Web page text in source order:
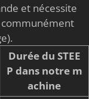
et nécessite
Durée du STEE
P dans notre m
achine